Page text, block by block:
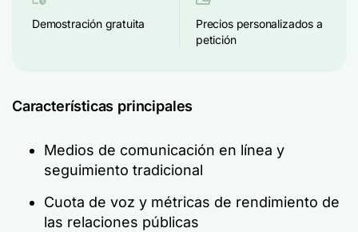
Demostración gratuita
Precios personalizados a
petición
Características principales
Medios de comunicación en línea y
seguimiento tradicional
Cuota de voz y métricas de rendimiento de
las relaciones públicas